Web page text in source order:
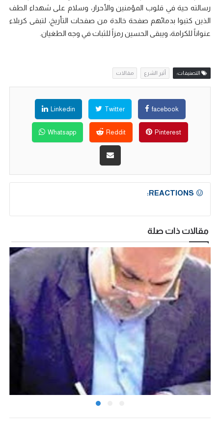
رسالته حية في قلوب المؤمنين والأحرار، وسلام على شهداء الطف
الذين كتبوا بدمائهم صفحة خالدة من صفحات التأريخ، لتبقى كربلاء
عنواناً للكرامة، ويبقى الحسين رمزاً للثبات في وجه الطغيان.
التصنيفات: أثير الشرع مقالات
facebook
Twitter
Linkedin
Pinterest
Reddit
Whatsapp
REACTIONS:
مقالات ذات صلة